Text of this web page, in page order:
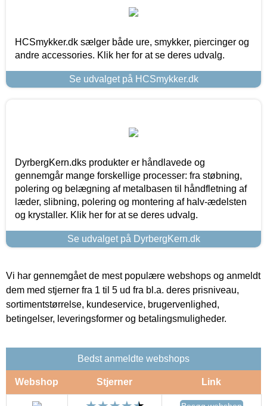
HCSmykker.dk sælger både ure, smykker, piercinger og
andre accessories. Klik her for at se deres udvalg.
Se udvalget på HCSmykker.dk
DyrbergKern.dks produkter er håndlavede og
gennemgår mange forskellige processer: fra støbning,
polering og belægning af metalbasen til håndfletning af
læder, slibning, polering og montering af halv-ædelsten
og krystaller. Klik her for at se deres udvalg.
Se udvalget på DyrbergKern.dk
Vi har gennemgået de mest populære webshops og anmeldt
dem med stjerner fra 1 til 5 ud fra bl.a. deres prisniveau,
sortimentstørrelse, kundeservice, brugervenlighed,
betingelser, leveringsformer og betalingsmuligheder.
Bedst anmeldte webshops
Webshop Stjerner Link